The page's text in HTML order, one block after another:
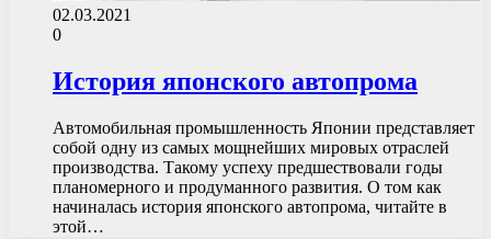
02.03.2021
0
История японского автопрома
Автомобильная промышленность Японии представляет
собой одну из самых мощнейших мировых отраслей
производства. Такому успеху предшествовали годы
планомерного и продуманного развития. О том как
начиналась история японского автопрома, читайте в
этой…